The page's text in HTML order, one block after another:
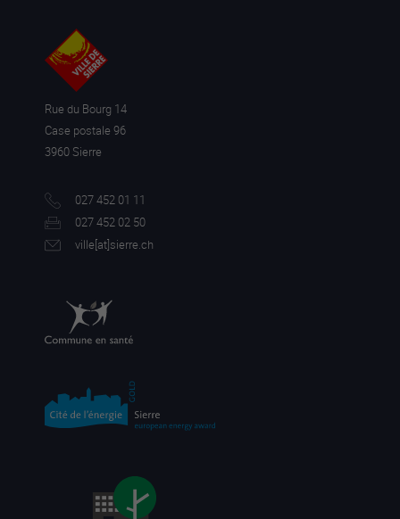
Rue du Bourg 14
Case postale 96
3960 Sierre
027 452 01 11
027 452 02 50
ville[at]sierre.ch